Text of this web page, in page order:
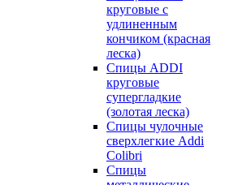
круговые с
удлиненным
кончиком (красная
леска)
Спицы ADDI
круговые
супергладкие
(золотая леска)
Спицы чулочные
сверхлегкие Addi
Colibri
Спицы